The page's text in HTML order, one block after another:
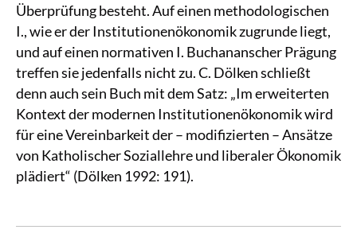
Überprüfung besteht. Auf einen methodologischen
I., wie er der Institutionenökonomik zugrunde liegt,
und auf einen normativen I. Buchananscher Prägung
treffen sie jedenfalls nicht zu. C. Dölken schließt
denn auch sein Buch mit dem Satz: „Im erweiterten
Kontext der modernen Institutionenökonomik wird
für eine Vereinbarkeit der – modifizierten – Ansätze
von Katholischer Soziallehre und liberaler Ökonomik
plädiert“ (Dölken 1992: 191).